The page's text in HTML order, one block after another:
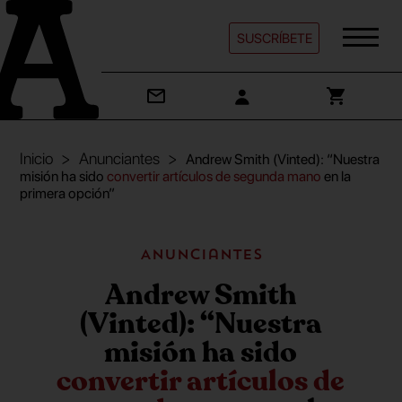
SUSCRÍBETE
Inicio Anunciantes
Andrew Smith (Vinted): “Nuestra
misión ha sido convertir artículos de segunda mano en la
primera opción”
Anunciantes
Andrew Smith
(Vinted): “Nuestra
misión ha sido
convertir artículos de